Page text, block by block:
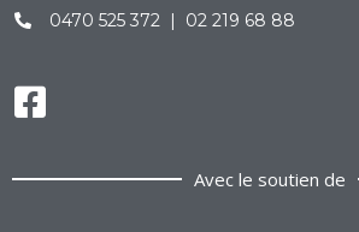
0470 525 372 | 02 219 68 88
Avec le soutien de